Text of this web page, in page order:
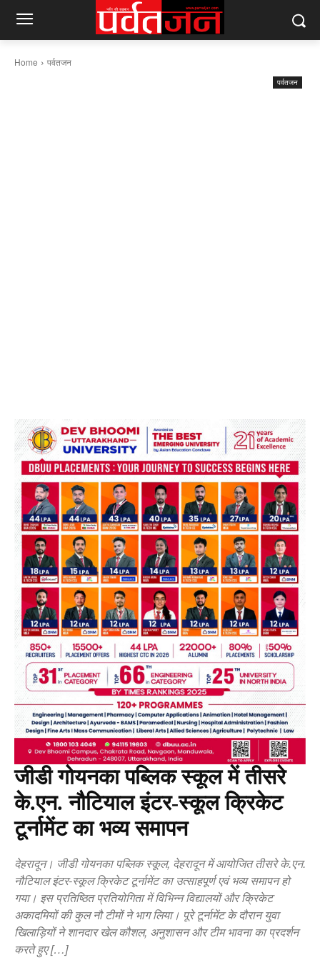
Home पर्वतजन
पर्वतजन
जीडी गोयनका पब्लिक स्कूल में तीसरे
के.एन. नौटियाल इंटर-स्कूल क्रिकेट
टूर्नामेंट का भव्य समापन
देहरादून। जीडी गोयनका पब्लिक स्कूल, देहरादून में आयोजित तीसरे के.एन.
नौटियाल इंटर-स्कूल क्रिकेट टूर्नामेंट का उत्साहपूर्ण एवं भव्य समापन हो
गया। इस प्रतिष्ठित प्रतियोगिता में विभिन्न विद्यालयों और क्रिकेट
अकादमियों की कुल नौ टीमों ने भाग लिया। पूरे टूर्नामेंट के दौरान युवा
खिलाड़ियों ने शानदार खेल कौशल, अनुशासन और टीम भावना का प्रदर्शन
करते हुए […]